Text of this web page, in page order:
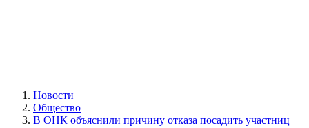
Новости
Общество
В ОНК объяснили причину отказа посадить участниц